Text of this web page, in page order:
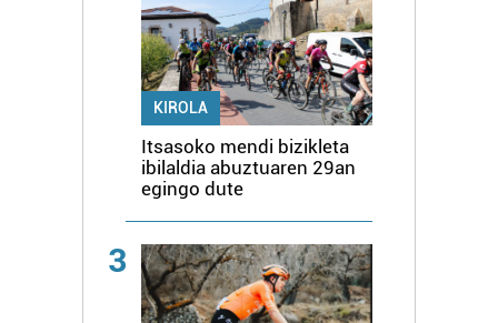
KIROLA
Itsasoko mendi bizikleta
ibilaldia abuztuaren 29an
egingo dute
3